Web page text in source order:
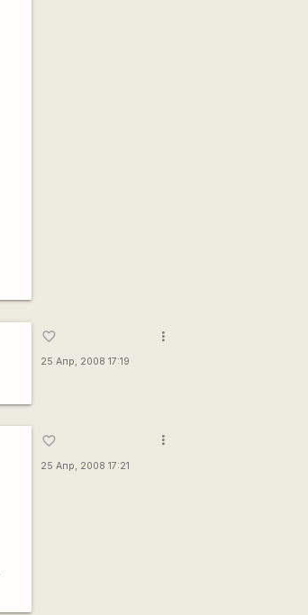
favorite_border
25 Апр, 2008 17:19
more_vert
favorite_border
25 Апр, 2008 17:21
more_vert